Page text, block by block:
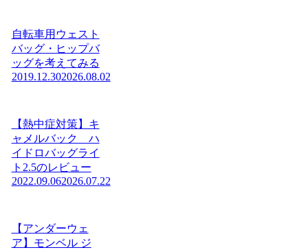
自転車用ウェスト
バッグ・ヒップバ
ッグを考えてみる
2019.12.302026.08.02
【熱中症対策】キ
ャメルバック ハ
イドロバッグライ
ト2.5のレビュー
2022.09.062026.07.22
【アンダーウェ
ア】モンベル ジ